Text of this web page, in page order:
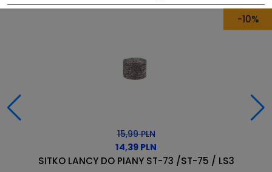
-10%
15,99 PLN
14,39 PLN
SITKO LANCY DO PIANY ST-73 /ST-75 / LS3